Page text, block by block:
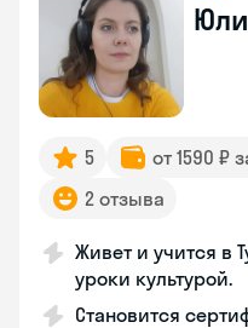
5 от 1590 ₽
2 отзыва
Живет и учится в
уроки культурой.
Становится